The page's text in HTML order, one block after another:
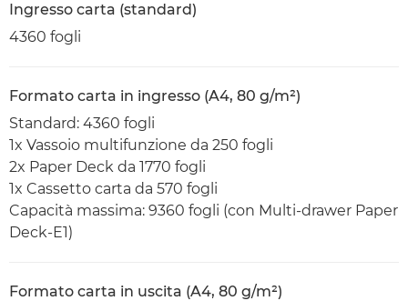
Ingresso carta (standard)
4360 fogli
Formato carta in ingresso (A4, 80 g/m²)
Standard: 4360 fogli
1x Vassoio multifunzione da 250 fogli
2x Paper Deck da 1770 fogli
1x Cassetto carta da 570 fogli
Capacità massima: 9360 fogli (con Multi-drawer Paper
Deck-E1)
Formato carta in uscita (A4, 80 g/m²)